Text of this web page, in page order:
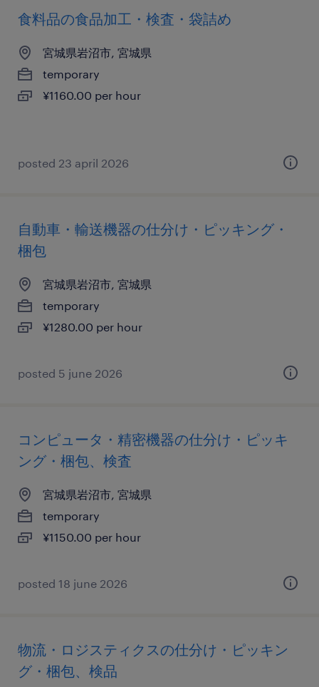
食料品の食品加工・検査・袋詰め
宮城県岩沼市, 宮城県
temporary
¥1160.00 per hour
posted 23 april 2026
自動車・輸送機器の仕分け・ピッキング・
梱包
宮城県岩沼市, 宮城県
temporary
¥1280.00 per hour
posted 5 june 2026
コンピュータ・精密機器の仕分け・ピッキ
ング・梱包、検査
宮城県岩沼市, 宮城県
temporary
¥1150.00 per hour
posted 18 june 2026
物流・ロジスティクスの仕分け・ピッキン
グ・梱包、検品